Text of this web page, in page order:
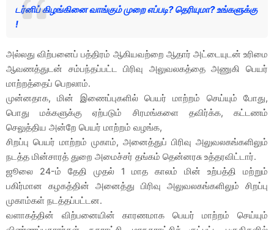
டர்னிப் கிழங்கினை வாங்கும் முறை எப்படி? தெரியுமா? உங்களுக்கு
!
அல்லது விற்பனைப் பத்திரம் ஆகியவற்றை ஆதார் அட்டையுடன் உரிமை
ஆவணத்துடன் சம்பந்தப்பட்ட பிரிவு அலுவலகத்தை அணுகி பெயர்
மாற்றத்தைப் பெறலாம்.
முன்னதாக, மின் இணைப்புகளில் பெயர் மாற்றம் செய்யும் போது,
பொது மக்களுக்கு ஏற்படும் சிரமங்களை தவிர்க்க, கட்டணம்
செலுத்திய அன்றே பெயர் மாற்றம் வழங்க,
சிறப்பு பெயர் மாற்றம் முகாம், அனைத்துப் பிரிவு அலுவலகங்களிலும்
நடத்த மின்சாரத் துறை அமைச்சர் தங்கம் தென்னரசு உத்தரவிட்டார்.
ஜூலை 24-ம் தேதி முதல் 1 மாத காலம் மின் உற்பத்தி மற்றும்
பகிர்மான கழகத்தின் அனைத்து பிரிவு அலுவலகங்களிலும் சிறப்பு
முகாம்கள் நடத்தப்பட்டன.
வளாகத்தின் விற்பனையின் காரணமாக பெயர் மாற்றம் செய்யும்